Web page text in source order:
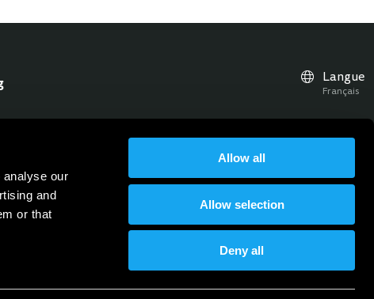
analyse our
and
or that
Allow all
Allow selection
Deny all
Langue
Français
à jour et les événements
Inscris-toi à la newsletter
Abonnez-vous à la Newsletter